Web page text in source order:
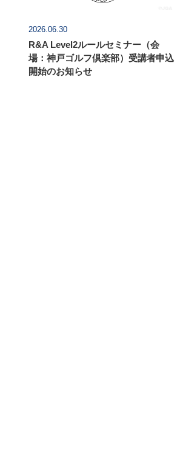
2026.06.30
R&A Level2ルールセミナー（会
場：神戸ゴルフ倶楽部）受講者申込
開始のお知らせ